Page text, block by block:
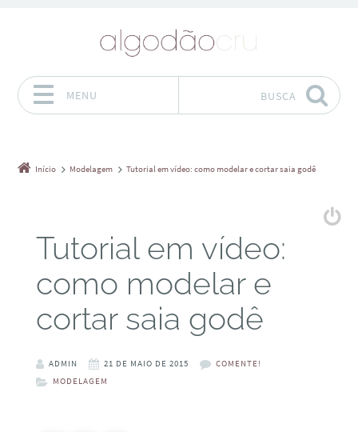
MENU BUSCA
Início Modelagem Tutorial em vídeo: como modelar e cortar saia godê
Tutorial em vídeo:
como modelar e
cortar saia godê
ADMIN 21 DE MAIO DE 2015
COMENTE!
MODELAGEM